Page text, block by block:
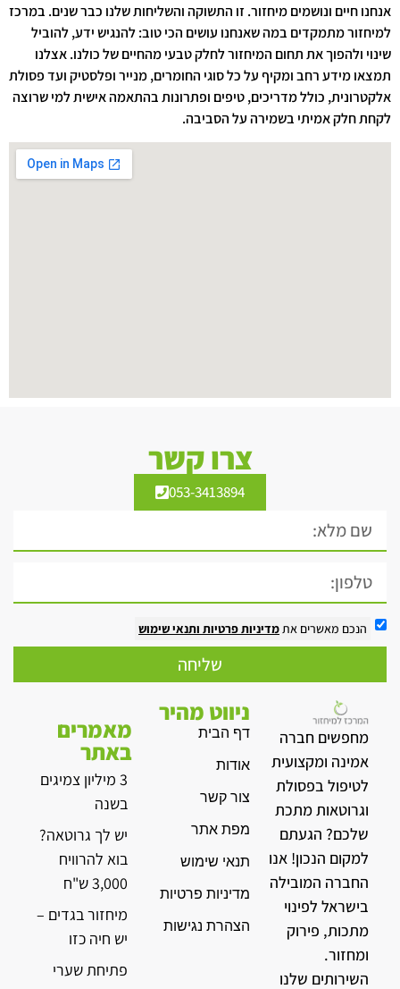
אנחנו חיים ונושמים מיחזור. זו התשוקה והשליחות שלנו כבר שנים. במרכז
למיחזור מתמקדים במה שאנחנו עושים הכי טוב: להנגיש ידע, להוביל
שינוי ולהפוך את תחום המיחזור לחלק טבעי מהחיים של כולנו. אצלנו
תמצאו מידע רחב ומקיף על כל סוגי החומרים, מנייר ופלסטיק ועד פסולת
אלקטרונית, כולל מדריכים, טיפים ופתרונות בהתאמה אישית למי שרוצה
לקחת חלק אמיתי בשמירה על הסביבה.
צרו קשר
053-3413894
הנכם מאשרים אתמדיניות פרטיות ותנאי שימוש
שליחה
מחפשים חברה
אמינה ומקצועית
לטיפול בפסולת
וגרוטאות מתכת
שלכם? הגעתם
למקום הנכון! אנו
החברה המובילה
בישראל לפינוי
מתכות, פירוק
ומחזור.
השירותים שלנו
ניווט מהיר
דף הבית
אודות
צור קשר
מפת אתר
תנאי שימוש
מדיניות פרטיות
הצהרת נגישות
מאמרים
באתר
3 מיליון צמיגים
בשנה
יש לך גרוטאה?
בוא להרוויח
3,000 ש"ח
מיחזור בגדים –
יש חיה כזו
פתיחת שערי